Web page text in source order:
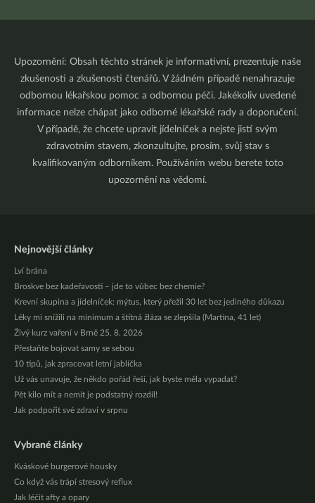
Upozornění: Obsah těchto stránek je informativní, prezentuje naše
zkušenosti a zkušenosti čtenářů. V žádném případě nenahrazuje
odbornou lékařskou pomoc a odbornou péči. Jakékoliv uvedené
informace nelze chápat jako odborné lékařské rady a doporučení.
V případě, že chcete upravit jídelníček a nejste jistí svým
zdravotním stavem, zkonzultujte, prosím, svůj stav s
kvalifikovaným odborníkem. Používáním webu berete toto
upozornění na vědomí.
Nejnovější články
Lví brána
Broskve bez kadeřavosti – jde to vůbec bez chemie?
Krevní skupina a jídelníček: mýtus, který přežil 30 let bez jediného důkazu
Léky mi snížili na minimum a štítná žláza se zlepšila (Martina, 41 let)
Živý kurz vaření v Brně 25. 8. 2026
Přestaňte bojovat samy se sebou
10 tipů, jak zpracovat letní jablíčka
Už vás unavuje, že někdo pořád řeší, jak byste měla vypadat?
Pět kilo mít a nemít je podstatný rozdíl!
Jak podpořit své zdraví v srpnu
Vybrané články
Kváskové burgerové housky
Co když vás trápí stresový reflux
Jak léčit afty a opary